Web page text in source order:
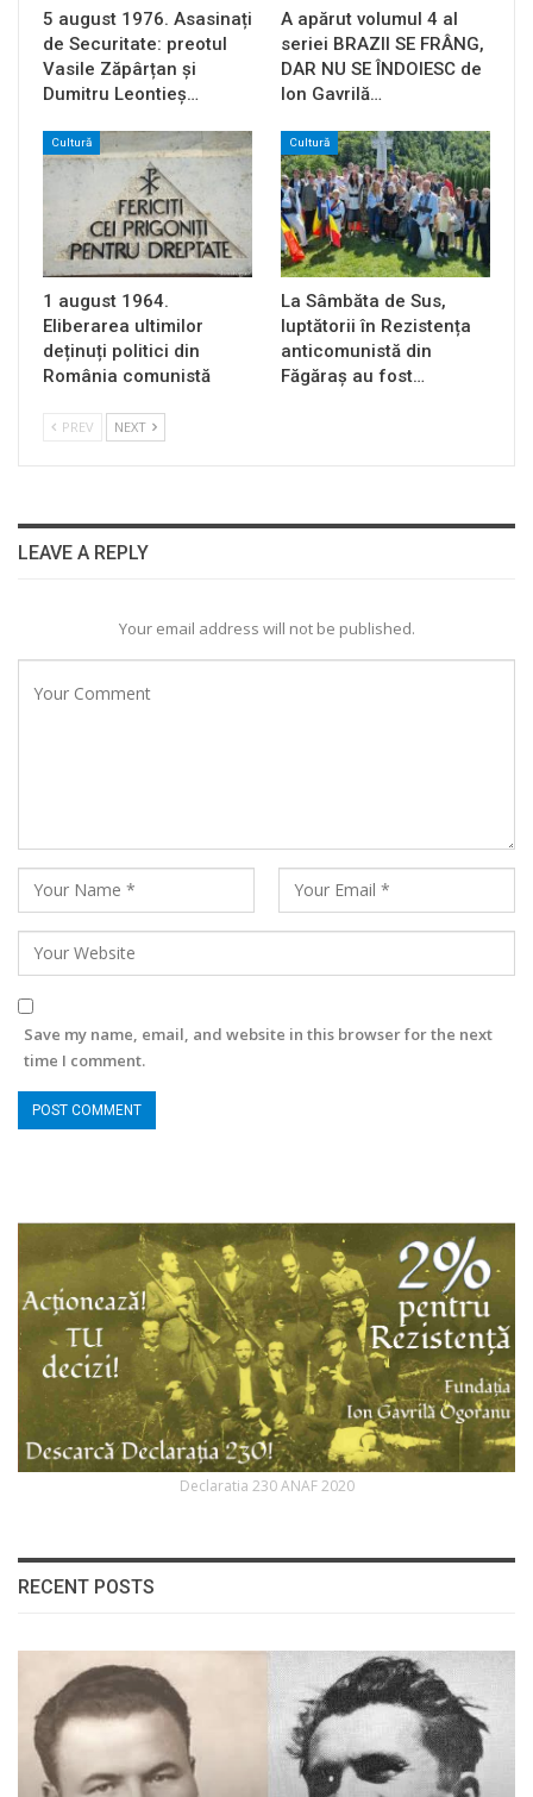
5 august 1976. Asasinați
de Securitate: preotul
Vasile Zăpârțan și
Dumitru Leontieș…
A apărut volumul 4 al
seriei BRAZII SE FRÂNG,
DAR NU SE ÎNDOIESC de
Ion Gavrilă…
Cultură
1 august 1964.
Eliberarea ultimilor
deținuți politici din
România comunistă
Cultură
La Sâmbăta de Sus,
luptătorii în Rezistența
anticomunistă din
Făgăraș au fost…
PREV NEXT
LEAVE A REPLY
Your email address will not be published.
Save my name, email, and website in this browser for the next
time I comment.
Declaratia 230 ANAF 2020
RECENT POSTS